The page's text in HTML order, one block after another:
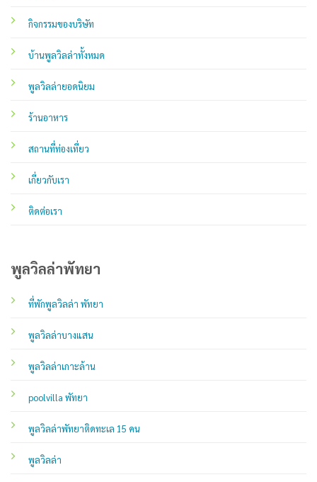
กิจกรรมของบริษัท
บ้านพูลวิลล่าทั้งหมด
พูลวิลล่ายอดนิยม
ร้านอาหาร
สถานที่ท่องเที่ยว
เกี่ยวกับเรา
ติดต่อเรา
พูลวิลล่าพัทยา
ที่พักพูลวิลล่า พัทยา
พูลวิลล่าบางแสน
พูลวิลล่าเกาะล้าน
poolvilla พัทยา
พูลวิลล่าพัทยาติดทะเล 15 คน
พูลวิลล่า